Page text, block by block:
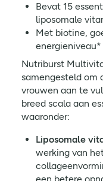
Bevat 15
liposomale
Met biotine,
energieniveau*
Nutriburst
samengesteld om
vrouwen aan te
breed scala aan
waaronder:
Liposomale
werking van